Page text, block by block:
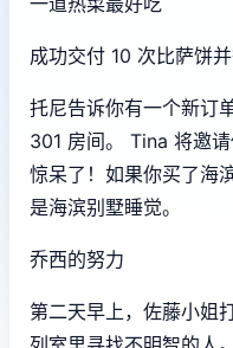
成功交付 10 次比萨饼并
托尼告诉你有一个新订
301 房间。 Tina 将邀
惊呆了！如果你买了海
是海滨别墅睡觉。
乔西的努力
第二天早上，佐藤小姐